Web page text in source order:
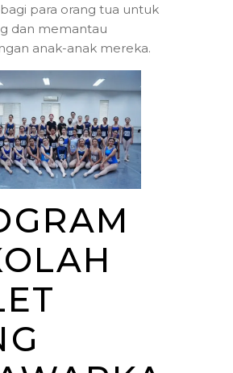
para orang tua untuk
dan memantau
anak-anak mereka.